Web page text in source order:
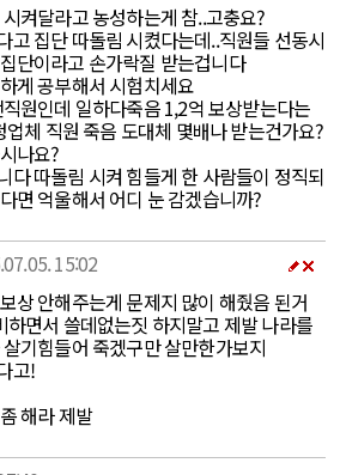
켜달라고 농성하는게 참..고충요?
고 집단 따돌림 시켰다는데..직원들 선동시
단이라고 손가락질 받는겁니다
게 공부해서 시험치세요
원인데 일하다죽음 1,2억 보상받는다는
체 직원 죽음 도대체 몇배나 받는건가요?
나요?
다 따돌림 시켜 힘들게 한 사람들이 정직되
면 억울해서 어디 눈 감겠습니까?
15:02
상 안해주는게 문제지 많이 해줬음 된거
하면서 쓸데없는짓 하지말고 제발 나라를
기힘들어 죽겠구만 살만한가보지
고!
해라 제발